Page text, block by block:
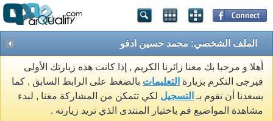
الملف الشخصي: محمد حسين ادفو
أهلا و مرحبا بك معنا زائرنا الكريم , إذا كانت هذه زيارتك الأولى
فيرجى التكرم بزيارة التعليمات بالضغط على الرابط السابق , كما
يسعدنا أن تقوم بـ التسجيل لكي تتمكن من المشاركة معنا , لبدء
مشاهدة المواضيع قم باختيار المنتدى الذي تريد زيارته .